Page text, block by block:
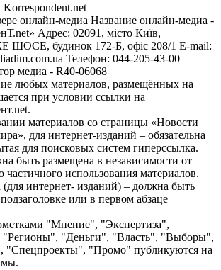
онлайн-медиа Название онлайн-медиа -
Адрес: 02091, місто Київ,
ШОСЕ, будинок 172-Б, офіс 208/1 E-mail:
Телефон: 044-205-43-00
медиа - R40-06068
любых материалов, размещённых на
при условии ссылки на
материалов со страницы «Новости
для интернет-изданий – обязательна
для поисковых систем гиперссылка.
быть размещена в независимости от
частичного использования материалов.
(для интернет- изданий) – должна быть
или в первом абзаце
"Мнение", "Экспертиза",
"Регионы", "Деньги", "Власть", "Выборы",
"Спецпроекты", "Промо" публикуются на